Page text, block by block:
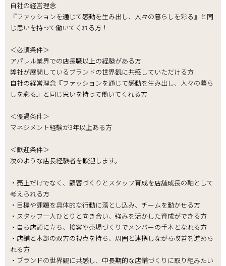
自社の経営理念
『ファッションを通じて感動を生み出し、人々の暮らしを彩る』と同
じ思いを持って働いてくれる方！
＜必須条件＞
アパレル業界での店長職以上の経験がある方
弊社が展開しているブランドの世界観に共感していただける方
自社の経営理念『ファッションを通じて感動を生み出し、人々の暮ら
しを彩る』と同じ思いを持って働いてくれる方
＜優遇条件＞
マネジメント経験が3年以上ある方
＜歓迎条件＞
次のような店長経験者を歓迎します。
・売上だけでなく、顧客づくりとスタッフ育成を店舗成長の軸として
考えられる方
・目標や課題を具体的な行動に落とし込み、チームを動かせる方
・スタッフ一人ひとりと向き合い、強みを活かした育成ができる方
・自ら店頭に立ち、接客や売場づくりでメンバーの手本となれる方
・店舗と本部の双方の視点を持ち、周囲と連携しながら改善を進めら
れる方
・ブランドの世界観に共感し、中長期的な店舗づくりに取り組みたい